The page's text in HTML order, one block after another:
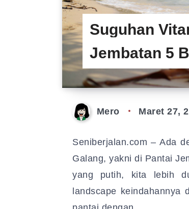
Suguhan
Jembatan 5
Mero Maret 27,
Seniberjalan.com – Ada
Galang, yakni di Pantai
yang putih, kita lebih
landscape